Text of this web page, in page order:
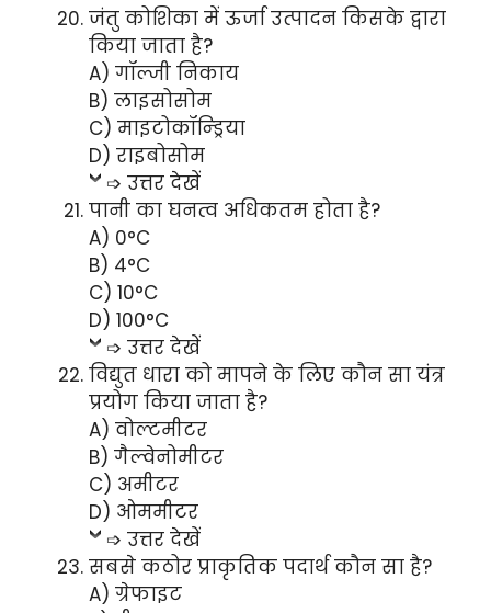
जंतु कोशिका में ऊर्जा उत्पादन किसके द्वारा
किया जाता है?
A) गॉल्जी निकाय
B) लाइसोसोम
C) माइटोकॉन्ड्रिया
D) राइबोसोम
➩ उत्तर देखें
पानी का घनत्व अधिकतम होता है?
A) 0°C
B) 4°C
C) 10°C
D) 100°C
➩ उत्तर देखें
विद्युत धारा को मापने के लिए कौन सा यंत्र
प्रयोग किया जाता है?
A) वोल्टमीटर
B) गैल्वेनोमीटर
C) अमीटर
D) ओममीटर
➩ उत्तर देखें
सबसे कठोर प्राकृतिक पदार्थ कौन सा है?
A) ग्रेफाइट